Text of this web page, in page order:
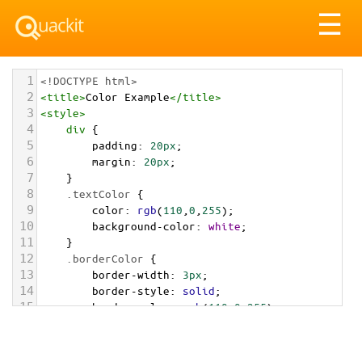
☰
1 <!DOCTYPE html>
2 <title>Color Example</title>
3 <style>
4 div {
5 padding: 20px;
6 margin: 20px;
7 }
8 .textColor {
9 color: rgb(110 0 255);
10 background-color: white;
11 }
12 .borderColor {
13 border-width: 3px;
14 border-style: solid;
15 border-color: rgb(110,0,255);